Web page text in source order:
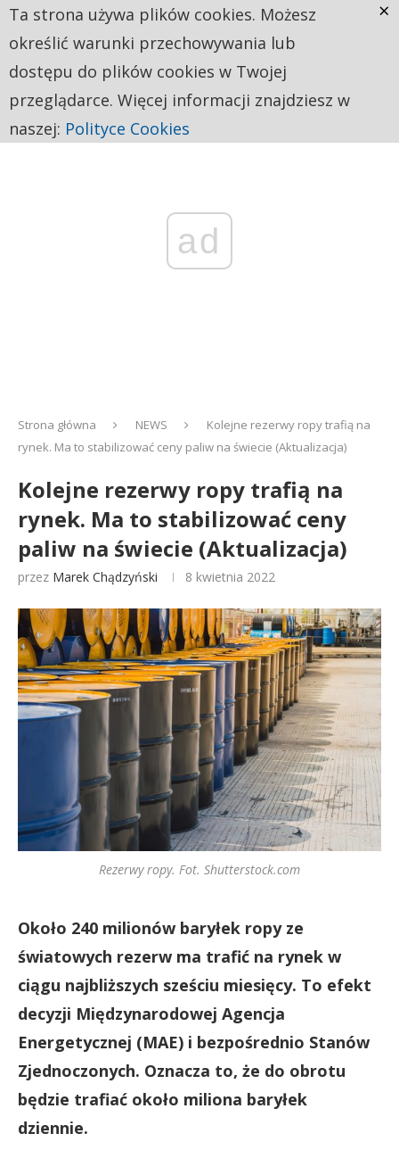
ad
Strona główna NEWS
Kolejne rezerwy ropy trafią na
rynek. Ma to stabilizować ceny paliw na świecie (Aktualizacja)
Kolejne rezerwy ropy trafią na
rynek. Ma to stabilizować ceny
paliw na świecie (Aktualizacja)
przez Marek Chądzyński 8 kwietnia 2022
Rezerwy ropy. Fot. Shutterstock.com
Około 240 milionów baryłek ropy ze
światowych rezerw ma trafić na rynek w
ciągu najbliższych sześciu miesięcy. To efekt
decyzji Międzynarodowej Agencja
Energetycznej (MAE) i bezpośrednio Stanów
Zjednoczonych. Oznacza to, że do obrotu
będzie trafiać około miliona baryłek
dziennie.
Ta strona używa plików cookies. Możesz
określić warunki przechowywania lub
dostępu do plików cookies w Twojej
przeglądarce. Więcej informacji znajdziesz w
naszej: Polityce Cookies
×